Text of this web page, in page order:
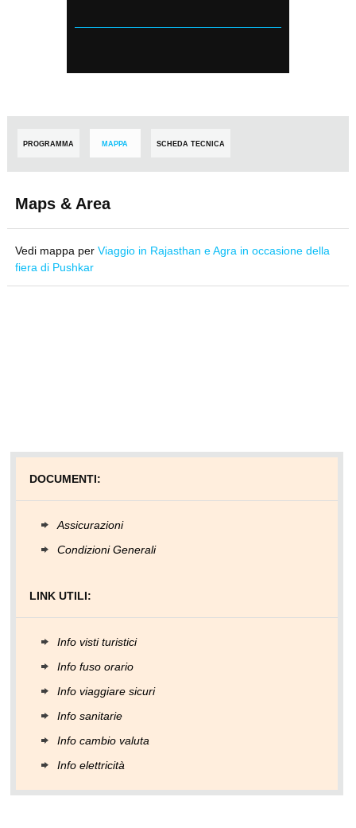
PROGRAMMA MAPPA SCHEDA TECNICA
Maps & Area
Vedi mappa per Viaggio in Rajasthan e Agra in occasione della
fiera di Pushkar
DOCUMENTI:
Assicurazioni
Condizioni Generali
LINK UTILI:
Info visti turistici
Info fuso orario
Info viaggiare sicuri
Info sanitarie
Info cambio valuta
Info elettricità